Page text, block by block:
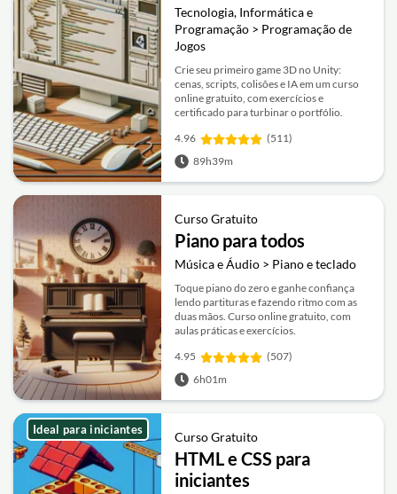
Tecnologia, Informática e
Programação > Programação de
Jogos
Crie seu primeiro game 3D no Unity:
cenas, scripts, colisões e IA em um curso
online gratuito, com exercícios e
certificado para turbinar o portfólio.
4.96
(511)
89h39m
Curso Gratuito
Piano para todos
Música e Áudio > Piano e teclado
Toque piano do zero e ganhe confiança
lendo partituras e fazendo ritmo com as
duas mãos. Curso online gratuito, com
aulas práticas e exercícios.
4.95
(507)
6h01m
Curso Gratuito
HTML e CSS para
iniciantes
Ideal para iniciantes